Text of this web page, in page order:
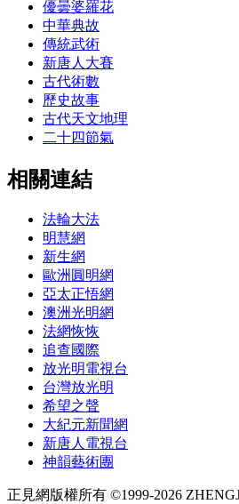
優曇婆羅花
中華典故
傳統武術
新唐人大賽
古代術數
歷史故事
古代天文地理
二十四節氣
相關連結
法輪大法
明慧網
新生網
歐洲圓明網
亞太正悟網
澳洲光明網
法網恢恢
追查國際
放光明電視台
台灣放光明
希望之聲
大紀元新聞網
新唐人電視台
神韻藝術團
正見網版權所有 ©1999-2026